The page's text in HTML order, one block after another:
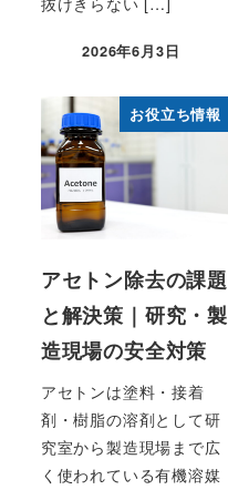
2026年6月3日
お役立ち情報
アセトン除去の課題
と解決策｜研究・製
造現場の安全対策
アセトンは塗料・接着
剤・樹脂の溶剤として研
究室から製造現場まで広
く使われている有機溶媒